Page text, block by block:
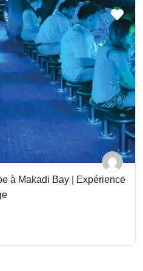
à Makadi Bay | Expérience